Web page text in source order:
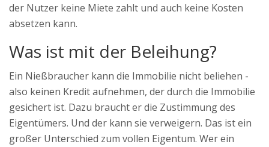
der Nutzer keine Miete zahlt und auch keine Kosten
absetzen kann.
Was ist mit der Beleihung?
Ein Nießbraucher kann die Immobilie nicht beliehen -
also keinen Kredit aufnehmen, der durch die Immobilie
gesichert ist. Dazu braucht er die Zustimmung des
Eigentümers. Und der kann sie verweigern. Das ist ein
großer Unterschied zum vollen Eigentum. Wer ein